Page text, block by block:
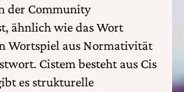
der Community
ähnlich wie das Wort
Wortspiel aus Normativität
Cistem besteht aus Cis
es strukturelle